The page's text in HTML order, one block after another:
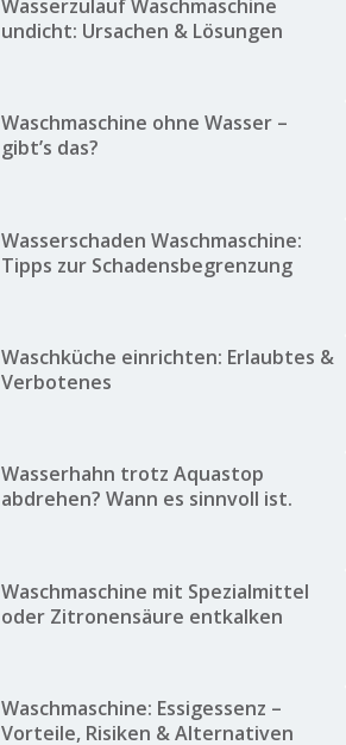
Wasserzulauf Waschmaschine
undicht: Ursachen & Lösungen
Waschmaschine ohne Wasser –
gibt’s das?
Wasserschaden Waschmaschine:
Tipps zur Schadensbegrenzung
Waschküche einrichten: Erlaubtes &
Verbotenes
Wasserhahn trotz Aquastop
abdrehen? Wann es sinnvoll ist.
Waschmaschine mit Spezialmittel
oder Zitronensäure entkalken
Waschmaschine: Essigessenz –
Vorteile, Risiken & Alternativen